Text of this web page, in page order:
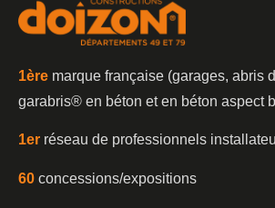
1ère marque française (garages, abris
garabris®️ en béton et en béton aspect
1er réseau de professionnels
60 concessions/expositions